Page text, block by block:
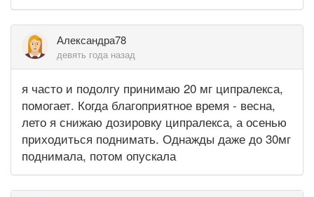
Александра78
девять года назад
я часто и подолгу принимаю 20 мг ципралекса,
помогает. Когда благоприятное время - весна,
лето я снижаю дозировку ципралекса, а осенью
приходиться поднимать. Однажды даже до 30мг
поднимала, потом опускала